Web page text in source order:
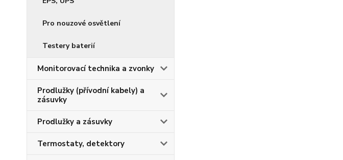
Pro nouzové osvětlení
Testery baterií
Monitorovací technika a zvonky
Prodlužky (přívodní kabely) a
zásuvky
Prodlužky a zásuvky
Termostaty, detektory